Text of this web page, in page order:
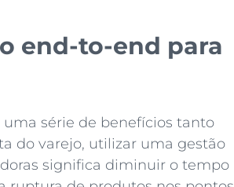
end-to-end para
série de benefícios tanto
do varejo, utilizar uma gestão
significa diminuir o tempo